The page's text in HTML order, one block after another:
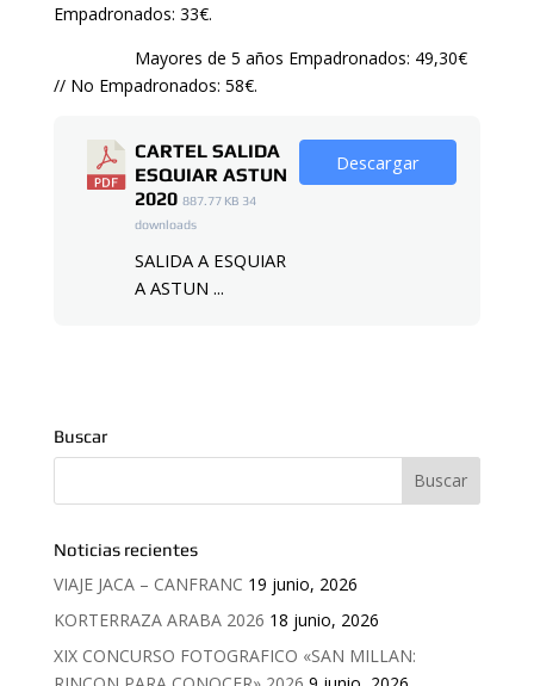
Empadronados: 33€.
Mayores de 5 años Empadronados: 49,30€
// No Empadronados: 58€.
CARTEL SALIDA
ESQUIAR ASTUN
2020 887.77 KB 34
downloads
SALIDA A ESQUIAR
A ASTUN ...
Descargar
Buscar
Noticias recientes
VIAJE JACA – CANFRANC 19 junio, 2026
KORTERRAZA ARABA 2026 18 junio, 2026
XIX CONCURSO FOTOGRAFICO «SAN MILLAN: